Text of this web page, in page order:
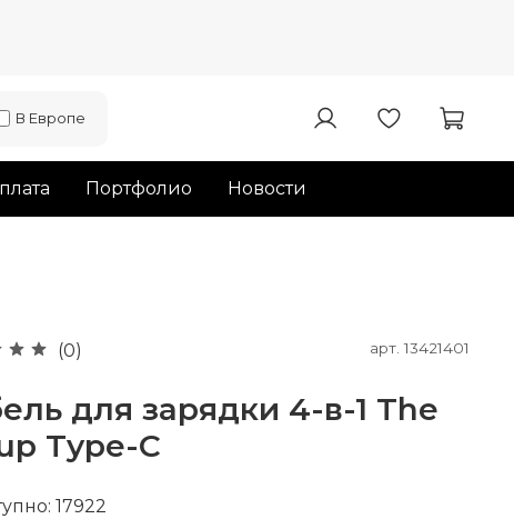
В Европе
Портфолио Новости
(0) арт.13421401
для зарядки 4-в-1 The
Type-C
17922